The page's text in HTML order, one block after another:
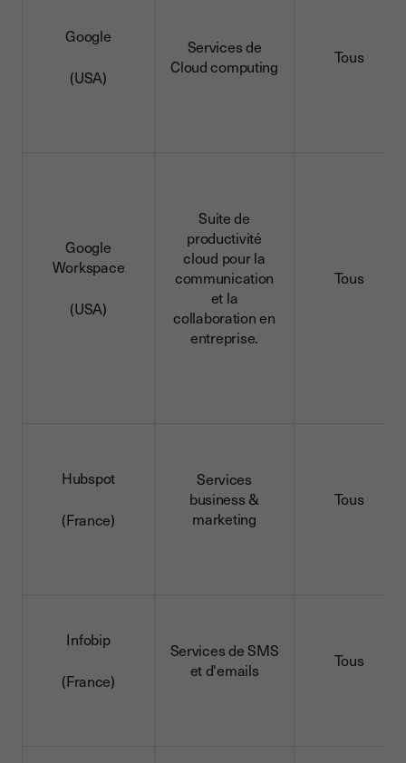
Google
(USA)
Services de
Cloud computing
Tous
Google
Workspace
(USA)
Suite de
productivité
cloud pour la
communication
et la
collaboration en
entreprise.
Tous
Hubspot
(France)
Services
business &
marketing
Tous
Infobip
(France)
Services de SMS
et d'emails
Tous